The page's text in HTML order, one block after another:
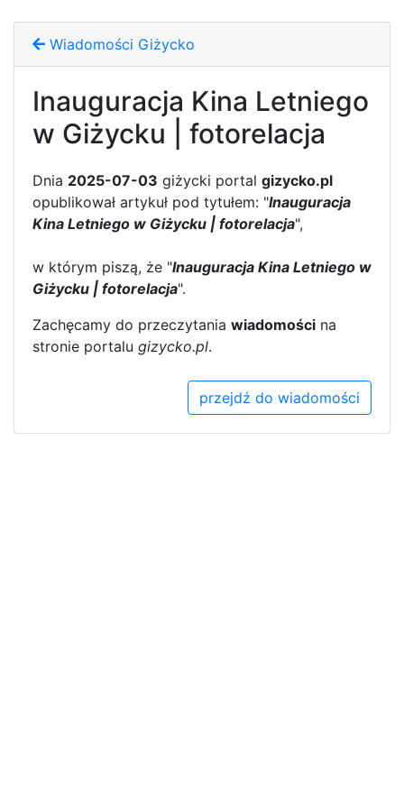
Wiadomości Giżycko
Inauguracja Kina Letniego
w Giżycku | fotorelacja
Dnia 2025-07-03 giżycki portal gizycko.pl
opublikował artykuł pod tytułem: "Inauguracja
Kina Letniego w Giżycku | fotorelacja",
w którym piszą, że "Inauguracja Kina Letniego w
Giżycku | fotorelacja".
Zachęcamy do przeczytania wiadomości na
stronie portalu gizycko.pl.
przejdź do wiadomości